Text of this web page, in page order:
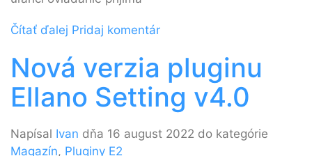
Čítať ďalej Pridaj komentár
Nová verzia pluginu
Ellano Setting v4.0
Napísal Ivan dňa 16 august 2022 do kategórie
Magazín, Pluginy E2